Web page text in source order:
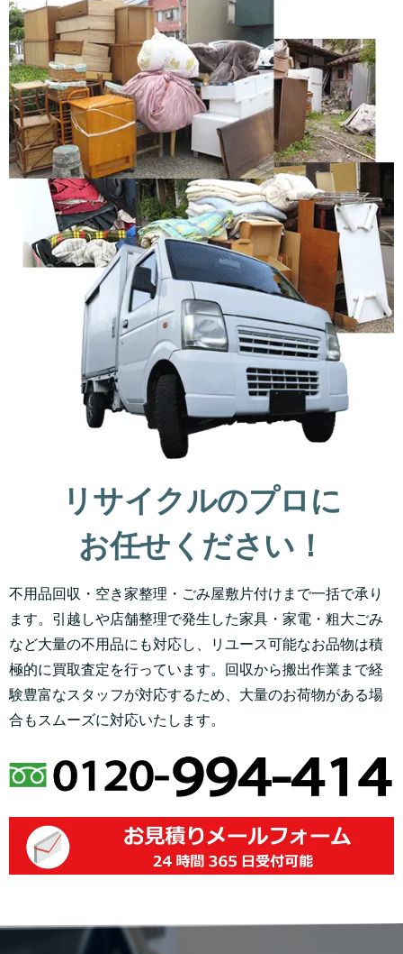
リサイクルのプロに
お任せください！
不用品回収・空き家整理・ごみ屋敷片付けまで一括で承り
ます。引越しや店舗整理で発生した家具・家電・粗大ごみ
など大量の不用品にも対応し、リユース可能なお品物は積
極的に買取査定を行っています。回収から搬出作業まで経
験豊富なスタッフが対応するため、大量のお荷物がある場
合もスムーズに対応いたします。